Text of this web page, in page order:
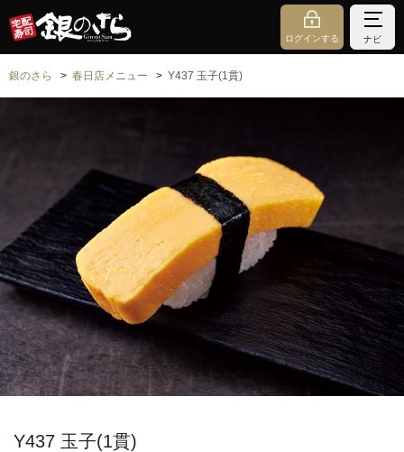
ログインする ナビ
銀のさら 春日店メニュー Y437 玉子(1貫)
Y437 玉子(1貫)